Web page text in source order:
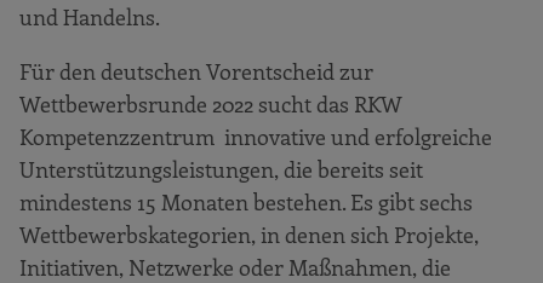
und Handelns.
Für den deutschen Vorentscheid zur
Wettbewerbsrunde 2022 sucht das RKW
Kompetenzzentrum innovative und erfolgreiche
Unterstützungsleistungen, die bereits seit
mindestens 15 Monaten bestehen. Es gibt sechs
Wettbewerbskategorien, in denen sich Projekte,
Initiativen, Netzwerke oder Maßnahmen, die